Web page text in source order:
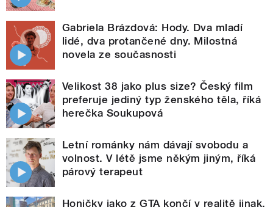
Gabriela Brázdová: Hody. Dva mladí
lidé, dva protančené dny. Milostná
novela ze současnosti
Velikost 38 jako plus size? Český film
preferuje jediný typ ženského těla, říká
herečka Soukupová
Letní románky nám dávají svobodu a
volnost. V létě jsme někým jiným, říká
párový terapeut
Honičky jako z GTA končí v realitě jinak.